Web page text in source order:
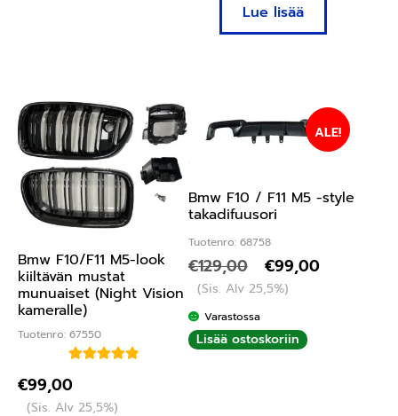
Lue lisää
Bmw F10/F11 M5-look
kiiltävän mustat
munuaiset (Night Vision
kameralle)
Tuotenro: 67550
5.00/ 5
€99,00
(Sis. Alv 25,5%)
Bmw F10 / F11 M5 -style
takadifuusori
Tuotenro: 68758
ALE!
€129,00 €99,00
(Sis. Alv 25,5%)
Varastossa
Lisää ostoskoriin